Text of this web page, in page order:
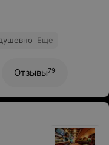
Еще
Отзывы79